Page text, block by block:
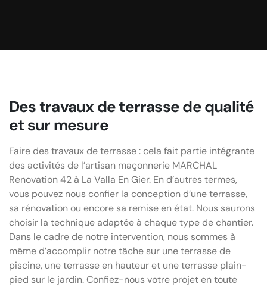
Des travaux de terrasse de qualité
et sur mesure
Faire des travaux de terrasse : cela fait partie intégrante
des activités de l’artisan maçonnerie MARCHAL
Renovation 42 à La Valla En Gier. En d’autres termes,
vous pouvez nous confier la conception d’une terrasse,
sa rénovation ou encore sa remise en état. Nous saurons
choisir la technique adaptée à chaque type de chantier.
Dans le cadre de notre intervention, nous sommes à
même d’accomplir notre tâche sur une terrasse de
piscine, une terrasse en hauteur et une terrasse plain-
pied sur le jardin. Confiez-nous votre projet en toute